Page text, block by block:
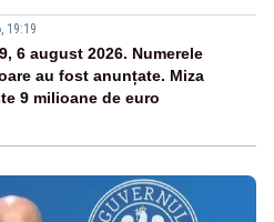
19:19
6 august 2026. Numerele
au fost anunțate. Miza
9 milioane de euro